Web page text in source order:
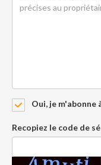
Oui, je
Recopiez le code de